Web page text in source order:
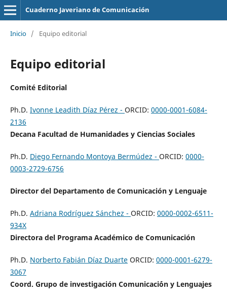
Cuaderno Javeriano de Comunicación
Inicio / Equipo editorial
Equipo editorial
Comité Editorial
Ph.D. Ivonne Leadith Díaz Pérez - ORCID: 0000-0001-6084-
2136
Decana Facultad de Humanidades y Ciencias Sociales
Ph.D. Diego Fernando Montoya Bermúdez - ORCID: 0000-
0003-2729-6756
Director del Departamento de Comunicación y Lenguaje
Ph.D. Adriana Rodríguez Sánchez - ORCID: 0000-0002-6511-
934X
Directora del Programa Académico de Comunicación
Ph.D. Norberto Fabián Díaz DuarteORCID: 0000-0001-6279-
3067
Coord. Grupo de investigación Comunicaci´ón y Lenguajes